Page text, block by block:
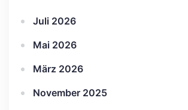
Juli 2026
Mai 2026
März 2026
November 2025